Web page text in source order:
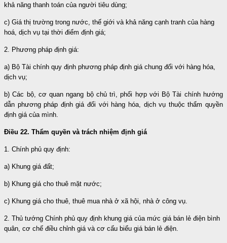
khả năng thanh toán của người tiêu dùng;
c) Giá thị trường trong nước, thế giới và khả năng cạnh tranh của hàng
hoá, dịch vụ tại thời điểm định giá;
2. Phương pháp định giá:
a) Bộ Tài chính quy định phương pháp định giá chung đối với hàng hóa,
dịch vụ;
b) Các bộ, cơ quan ngang bộ chủ trì, phối hợp với Bộ Tài chính hướng
dẫn phương pháp định giá đối với hàng hóa, dịch vụ thuộc thẩm quyền
định giá của mình.
Điều 22. Thẩm quyền và trách nhiệm định giá
1. Chính phủ quy định:
a) Khung giá đất;
b) Khung giá cho thuê mặt nước;
c) Khung giá cho thuê, thuê mua nhà ở xã hội, nhà ở công vụ.
2. Thủ tướng Chính phủ quy định khung giá của mức giá bán lẻ điện bình
quân, cơ chế điều chỉnh giá và cơ cấu biểu giá bán lẻ điện.